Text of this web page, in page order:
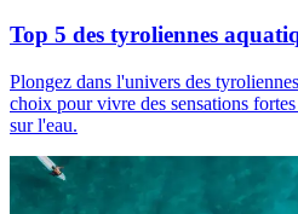
Top 5 des tyroliennes
Plongez dans l'univers des
choix pour vivre des sensations
sur l'eau.